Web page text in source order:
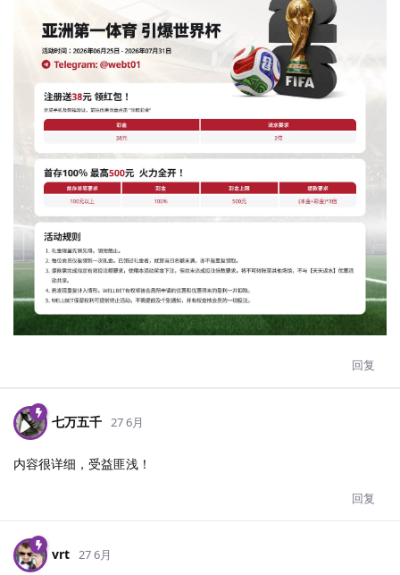
回复
七万五千 27 6月
内容很详细，受益匪浅！
回复
vrt 27 6月